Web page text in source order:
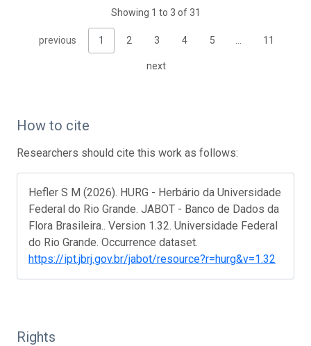
Showing 1 to 3 of 31
previous 1 2 3 4 5 11
next
How to cite
Researchers should cite this work as follows:
Hefler S M (2026). HURG - Herbário da Universidade
Federal do Rio Grande. JABOT - Banco de Dados da
Flora Brasileira.. Version 1.32. Universidade Federal
do Rio Grande. Occurrence dataset.
https://ipt.jbrj.gov.br/jabot/resource?r=hurg&v=1.32
Rights